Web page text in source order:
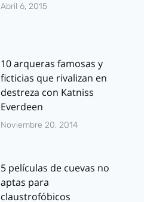
Abril 6, 2015
10 arqueras famosas y
ficticias que rivalizan en
destreza con Katniss
Everdeen
Noviembre 20, 2014
5 películas de cuevas no
aptas para
claustrofóbicos